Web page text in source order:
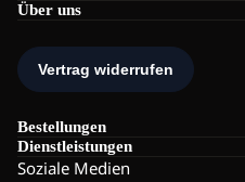
Über uns
Bestellungen
Dienstleistungen
Soziale Medien